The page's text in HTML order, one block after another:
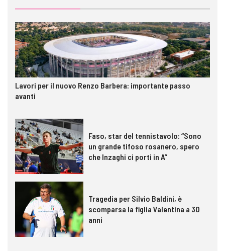
Lavori per il nuovo Renzo Barbera: importante passo
avanti
Faso, star del tennistavolo: “Sono
un grande tifoso rosanero, spero
che Inzaghi ci porti in A”
Tragedia per Silvio Baldini, è
scomparsa la figlia Valentina a 30
anni